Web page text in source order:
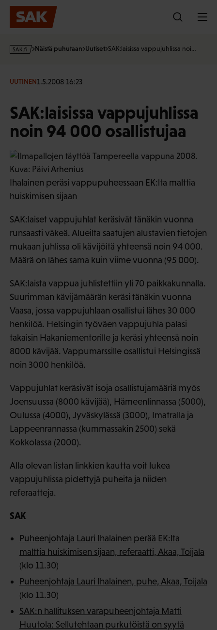
Hyppää
sisältöön
s
·
Näistä puhutaan Uutiset SAK:laisissa vappujuhlissa noi…
UUTINEN1.5.2008 16:23
SAK:laisissa vappujuhlissa
noin 94 000 osallistujaa
Ihalainen peräsi vappupuheessaan EK:lta malttia
huiskimisen sijaan
SAK:laiset vappujuhlat keräsivät tänäkin vuonna
runsaasti väkeä. Alueilta saatujen alustavien tietojen
mukaan juhlissa oli kävijöitä yhteensä noin 94 000.
Määrä on lähes sama kuin viime vuonna (95 000).
SAK:laista vappua juhlistettiin yli 70 paikkakunnalla.
Suurimman kävijämäärän keräsi tänäkin vuonna
Vaasa, jossa vappujuhlaan osallistui lähes 30 000
henkilöä. Helsingin työväen vappujuhla palasi
takaisin Hakaniementorille ja keräsi yhteensä noin
8000 kävijää. Vappumarssille osallistui Helsingissä
noin 3000 henkilöä.
Vappujuhlat keräsivät isoja osallistujamääriä myös
Joensuussa (8000 kävijää), Hämeenlinnassa (5000),
Oulussa (4000), Jyväskylässä (3000), Imatralla ja
Lappeenrannassa (kummassakin 2500) sekä
Kokkolassa (2000).
Alla olevan listan linkkien kautta voit lukea
vappujuhlissa pidettyjä puheita ja niiden
referaatteja.
SAK
Puheenjohtaja Lauri Ihalainen perää EK:lta
malttia huiskimisen sijaan, referaatti, Akaa, Toijala
(klo 11.30)
Puheenjohtaja Lauri Ihalainen, puhe, Akaa, Toijala
(klo 11.30)
SAK:n hallituksen varapuheenjohtaja Matti
Huutola: Sellutehtaan purkutöistä on syytä